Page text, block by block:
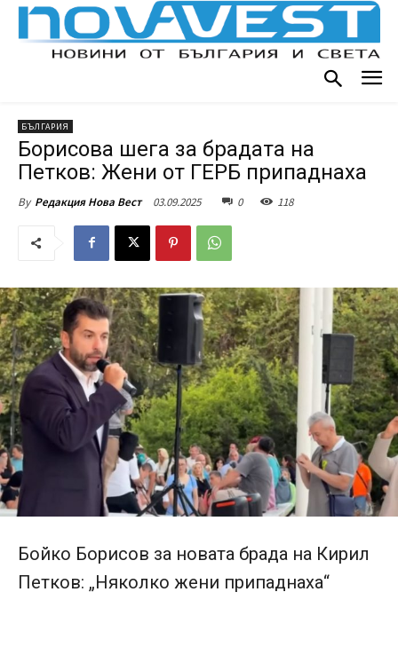
БЪЛГАРИЯ
Борисова шега за брадата на
Петков: Жени от ГЕРБ припаднаха
By Редакция Нова Вест 03.09.2025 0 118
Бойко Борисов за новата брада на Кирил
Петков: „Няколко жени припаднаха“